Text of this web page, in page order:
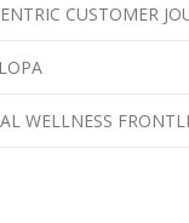
CUSTOMER
WELLNESS